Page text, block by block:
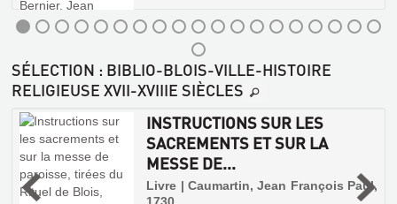
SÉLECTION : BIBLIO-BLOIS-VILLE-HISTOIRE
RELIGIEUSE XVII-XVIIIE SIÈCLES
INSTRUCTIONS SUR LES
SACREMENTS ET SUR LA
MESSE DE...
Livre | Caumartin, Jean François Paul,
1730